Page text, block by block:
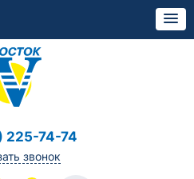
225-74-74
звонок